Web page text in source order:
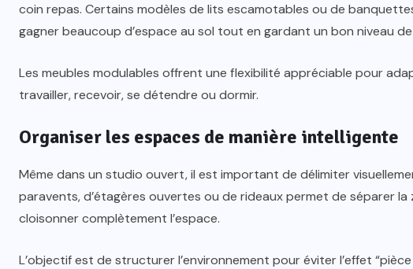
coin repas. Certains modèles de lits escamotables ou de
gagner beaucoup d’espace au sol tout en gardant un bon niveau
Les meubles modulables offrent une flexibilité appréciable pour
travailler, recevoir, se détendre ou dormir.
Organiser les espaces de manière intelligente
Même dans un studio ouvert, il est important de délimiter
paravents, d’étagères ouvertes ou de rideaux permet de séparer
cloisonner complètement l’espace.
L’objectif est de structurer l’environnement pour éviter l’effet